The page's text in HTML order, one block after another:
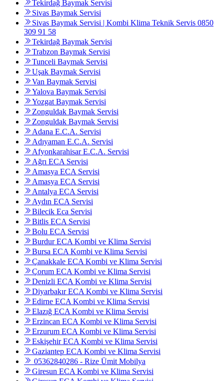
Tekirdağ Baymak Servisi
Sivas Baymak Servisi
Sivas Baymak Servisi | Kombi Klima Teknik Servis 0850
309 91 58
Tekirdağ Baymak Servisi
Trabzon Baymak Servisi
Tunceli Baymak Servisi
Uşak Baymak Servisi
Van Baymak Servisi
Yalova Baymak Servisi
Yozgat Baymak Servisi
Zonguldak Baymak Servisi
Zonguldak Baymak Servisi
Adana E.C.A. Servisi
Adıyaman E.C.A. Servisi
Afyonkarahisar E.C.A. Servisi
Ağrı ECA Servisi
Amasya ECA Servisi
Amasya ECA Servisi
Antalya ECA Servisi
Aydın ECA Servisi
Bilecik Eca Servisi
Bitlis ECA Servisi
Bolu ECA Servisi
Burdur ECA Kombi ve Klima Servisi
Bursa ECA Kombi ve Klima Servisi
Çanakkale ECA Kombi ve Klima Servisi
Çorum ECA Kombi ve Klima Servisi
Denizli ECA Kombi ve Klima Servisi
Diyarbakır ECA Kombi ve Klima Servisi
Edirne ECA Kombi ve Klima Servisi
Elazığ ECA Kombi ve Klima Servisi
Erzincan ECA Kombi ve Klima Servisi
Erzurum ECA Kombi ve Klima Servisi
Eskişehir ECA Kombi ve Klima Servisi
Gaziantep ECA Kombi ve Klima Servisi
05362840286 - Rize Ümit Mobilya
Giresun ECA Kombi ve Klima Servisi